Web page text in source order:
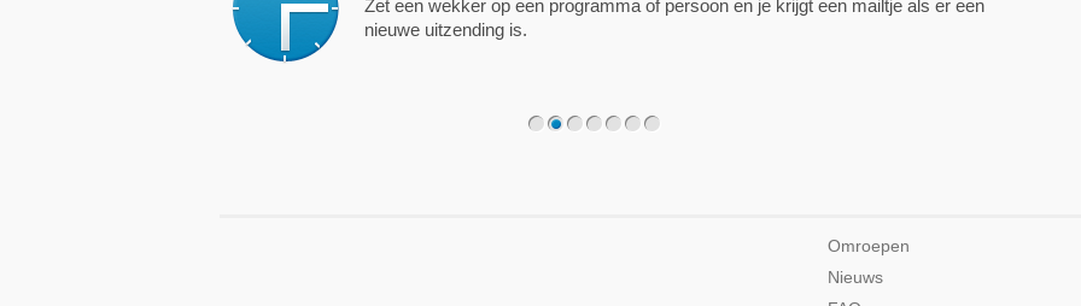
Zet een wekker op een programma of persoon en je krijgt een mailtje als er een
nieuwe uitzending is.
Omroepen
Nieuws